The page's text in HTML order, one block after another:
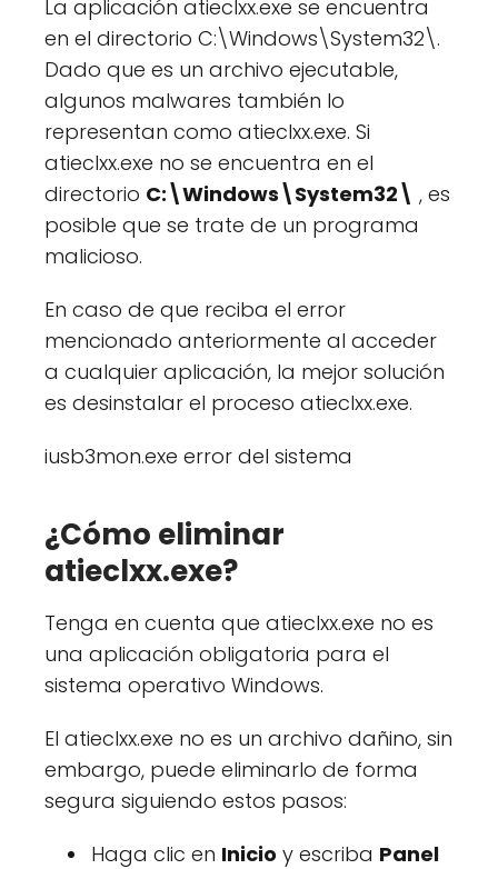
La aplicación atieclxx.exe se encuentra
en el directorio C:\Windows\System32\.
Dado que es un archivo ejecutable,
algunos malwares también lo
representan como atieclxx.exe. Si
atieclxx.exe no se encuentra en el
directorio C:\Windows\System32\ , es
posible que se trate de un programa
malicioso.
En caso de que reciba el error
mencionado anteriormente al acceder
a cualquier aplicación, la mejor solución
es desinstalar el proceso atieclxx.exe.
iusb3mon.exe error del sistema
¿Cómo eliminar
atieclxx.exe?
Tenga en cuenta que atieclxx.exe no es
una aplicación obligatoria para el
sistema operativo Windows.
El atieclxx.exe no es un archivo dañino, sin
embargo, puede eliminarlo de forma
segura siguiendo estos pasos:
Haga clic en Inicio y escriba Panel